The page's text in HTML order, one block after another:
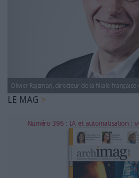
L'ANNUAIRE DES ACTEURS
LES LIVRES BLANCS
NOS OFFRES D'ABONNEMENTS
Olivier Rajzman, directeur de la filiale française
LE MAG
Numéro 396 : IA et automatisation :